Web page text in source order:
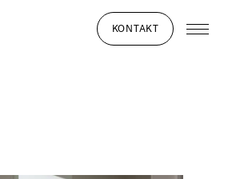
KONTAKT